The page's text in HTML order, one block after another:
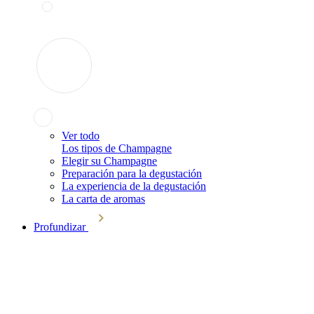
Ver todo
Los tipos de Champagne
Elegir su Champagne
Preparación para la degustación
La experiencia de la degustación
La carta de aromas
Profundizar